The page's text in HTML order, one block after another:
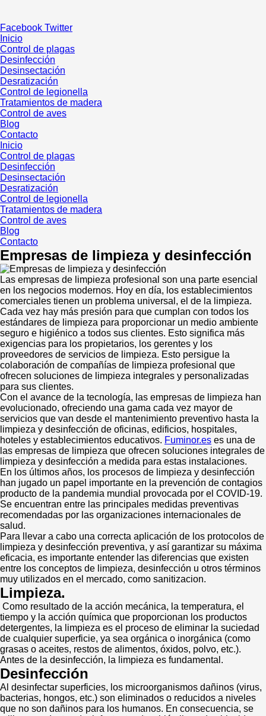
al
contenido
Facebook Twitter
Inicio
Control de plagas
Desinfección
Desinsectación
Desratización
Control de legionella
Tratamientos de madera
Control de aves
Blog
Contacto
Inicio
Control de plagas
Desinfección
Desinsectación
Desratización
Control de legionella
Tratamientos de madera
Control de aves
Blog
Contacto
Empresas de limpieza y desinfección
Las empresas de limpieza profesional son una parte esencial
en los negocios modernos. Hoy en día, los establecimientos
comerciales tienen un problema universal, el de la limpieza.
Cada vez hay más presión para que cumplan con todos los
estándares de limpieza para proporcionar un medio ambiente
seguro e higiénico a todos sus clientes. Esto significa más
exigencias para los propietarios, los gerentes y los
proveedores de servicios de limpieza. Esto persigue la
colaboración de compañías de limpieza profesional que
ofrecen soluciones de limpieza integrales y personalizadas
para sus clientes.
Con el avance de la tecnología, las empresas de limpieza han
evolucionado, ofreciendo una gama cada vez mayor de
servicios que van desde el mantenimiento preventivo hasta la
limpieza y desinfección de oficinas, edificios, hospitales,
hoteles y establecimientos educativos. Fuminor.es es una de
las empresas de limpieza que ofrecen soluciones integrales de
limpieza y desinfección a medida para estas instalaciones.
En los últimos años, los procesos de limpieza y desinfección
han jugado un papel importante en la prevención de contagios
producto de la pandemia mundial provocada por el COVID-19.
Se encuentran entre las principales medidas preventivas
recomendadas por las organizaciones internacionales de
salud.
Para llevar a cabo una correcta aplicación de los protocolos de
limpieza y desinfección preventiva, y así garantizar su máxima
eficacia, es importante entender las diferencias que existen
entre los conceptos de limpieza, desinfección u otros términos
muy utilizados en el mercado, como sanitizacion.
Limpieza.
Como resultado de la acción mecánica, la temperatura, el
tiempo y la acción química que proporcionan los productos
detergentes, la limpieza es el proceso de eliminar la suciedad
de cualquier superficie, ya sea orgánica o inorgánica (como
grasas o aceites, restos de alimentos, óxidos, polvo, etc.).
Antes de la desinfección, la limpieza es fundamental.
Desinfección
Al desinfectar superficies, los microorganismos dañinos (virus,
bacterias, hongos, etc.) son eliminados o reducidos a niveles
que no son dañinos para los humanos. En consecuencia, se